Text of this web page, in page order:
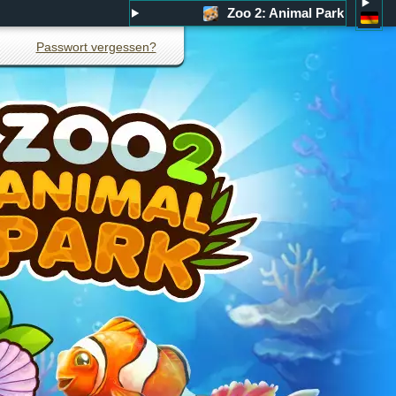
Zoo 2: Animal Park
Passwort vergessen?